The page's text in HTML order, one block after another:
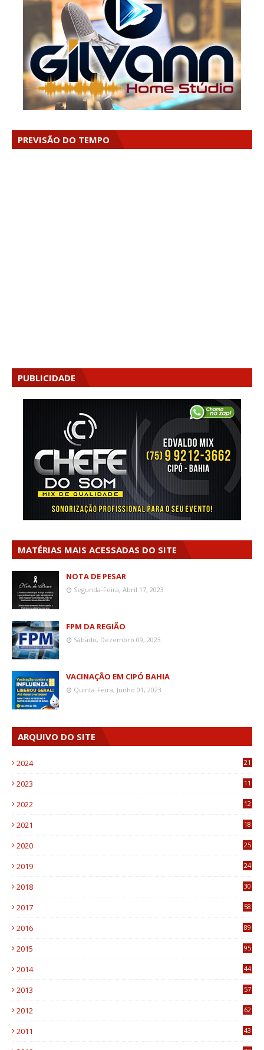
PREVISÃO DO TEMPO
PUBLICIDADE
MATÉRIAS MAIS ACESSADAS DO SITE
NOTA DE PESAR
Segunda-Feira, Abril 17, 2023
FPM DA REGIÃO
Sábado, Dezembro 09, 2023
VACINAÇÃO EM CIPÓ BAHIA
Quinta-Feira, Junho 01, 2023
ARQUIVO DO SITE
2024 21
2023
11
2022
12
2021
18
2020
25
2019
24
2018
30
2017
58
2016
89
2015
95
2014
44
2013
57
2012
62
2011
43